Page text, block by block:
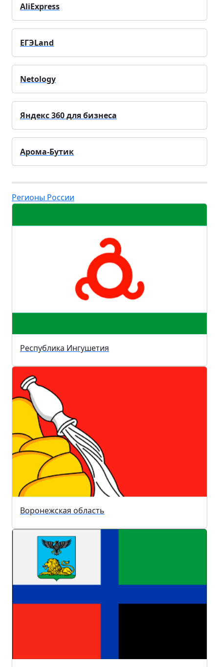
AliExpress
ЕГЭLand
Netology
Яндекс 360 для бизнеса
Арома-Бутик
Регионы России
Республика Ингушетия
Воронежская область